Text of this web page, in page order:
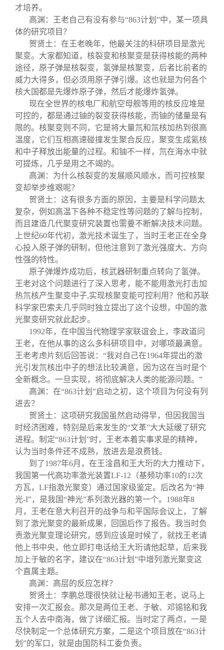
才培养。
高渊：王老自己有没有参与“863计划”中，某一项具
体的研究项目？
贺贤土：在王老晚年，他最关注的科研项目是激光
聚变。大家都知道，核裂变和核聚变是获得核能的两种
途径，原子弹是核裂变，氢弹是核聚变，后者比前者的
威力大得多，但必须用原子弹引爆。这也就是为何各个
核大国都是先爆炸原子弹，然后才能爆炸氢弹。
现在全世界的核电厂和航空母舰等用的核反应堆是
可控的，都是通过铀的裂变获得核能，而铀的储量是有
限的。核聚变则不同，它是将大量氘和氚核加热到很高
温度，它们互相高速碰撞发生聚合反应，聚变生成氦核
和中子释放出能量的过程。和铀不一样，氘在海水中就
可提炼，几乎是用之不竭的。
高渊：为什么核裂变的发展顺风顺水，而可控核聚
变却举步维艰呢？
贺贤土：这有很多方面的原因，主要是科学问题太
复杂，例如高温下各种不稳定性等问题的了解与控制，
而且建造几代聚变研究装置也需要不断解决技术问题。
上世纪60年代初，激光技术诞生了，当时王老正在全身
心投入原子弹的研制，但他注意到了激光强度大、方向
性强的特性。
原子弹爆炸成功后，核武器研制重点转向了氢弹。
王老对这个问题进行了深入思考，能不能用激光打击加
热氘核产生聚变中子,实现核聚变能可控利用？他和苏联
科学家巴索夫几乎同时独立提出了这个设想，中国的激
光聚变研究就此起步。
1992年，在中国当代物理学家联谊会上，李政道问
王老，在他从事的这么多科研项目中，对哪项最满意。
王老考虑片刻后回答说：“我对自己在1964年提出的激
光引发氘核出中子的想法比较满意，因为这在当时是个
全新概念。一旦实现，将彻底解决人类的能源问题。”
高渊：在“863计划”启动之初，这个项目为何没有列
进去？
贺贤土：这项研究我国虽然启动得早，但因我国当
时经济困难，特别是后来发生的“文革”大大延缓了研究
进程。制定“863计划”时，王老本着实事求是的精神，
认为当时条件还不成熟，放进去是浪费钱。
到了1987年6月，在王淦昌和王大珩的大力推动下，
我国第一代高功率激光装置LF-12（基频功率10的12次
方瓦，LF指激光聚变）通过国家级鉴定。后改名为“神
光-I”，是我国“神光”系列激光器的第一个。1988年8
月，王老在意大利召开的战争与和平国际会议上，了解
到了激光聚变的最新成果，回国后作了报告。我当时负
责激光聚变理论研究，感到应该是时候了，就找王老请
他上书中央，他立即打电话给王大珩请他起草，后来我
加上于敏的名字，建议在“863计划”中增列激光聚变这
个直属主题。
高渊：高层的反应怎样？
贺贤土：李鹏总理很快就让秘书通知王老，说马上
安排一次汇报会。那次是两位王老、于敏、邓锡铭和我
五个人去中南海，做了详细汇报。当时定了两点，一是
尽快制定一个总体研究方案，二是这个项目放在“863计
划”的军口，就是由国防科工委负责。